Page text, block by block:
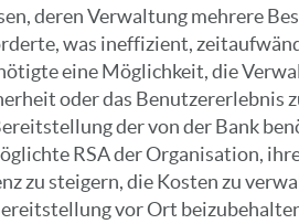
deren Verwaltung mehrere
was ineffizient,
eine Möglichkeit, die
oder das Benutzererlebnis
der von der Bank
RSA der Organisation,
zu steigern, die Kosten zu
vor Ort